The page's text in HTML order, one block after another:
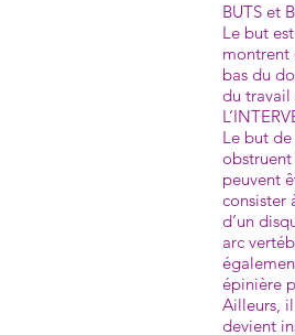
BUTS et
Le but
montrent
bas du
du travail
Le but
obstruent
peuvent
consister
d’un
arc
épinière
Ailleurs,
devient